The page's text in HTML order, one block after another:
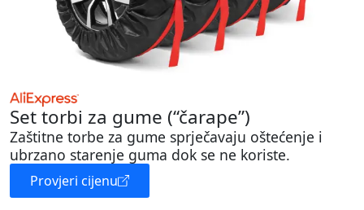
Set torbi za gume (“čarape”)
Zaštitne torbe za gume sprječavaju oštećenje i
ubrzano starenje guma dok se ne koriste.
Provjeri cijenu